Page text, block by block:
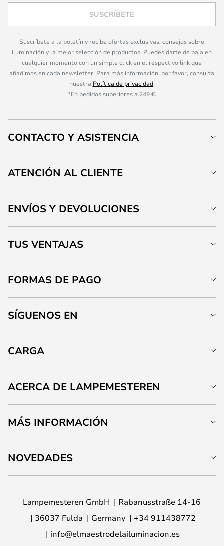
SUSCRÍBETE
Suscríbete a la boletín y recibe ofertas exclusivas, consejos sobre
iluminación y la mejor selección de productos. Puedes darte de baja en
cualquier momento con un simple click en el respectivo link que
añadimos en cada newsletter. Para más información, por favor, consulta
nuestra Política de privacidad.
*En pedidos superiores a 249 €.
CONTACTO Y ASISTENCIA
ATENCIÓN AL CLIENTE
ENVÍOS Y DEVOLUCIONES
TUS VENTAJAS
FORMAS DE PAGO
SÍGUENOS EN
CARGA
ACERCA DE LAMPEMESTEREN
MÁS INFORMACIÓN
NOVEDADES
Lampemesteren GmbH
Rabanusstraße 14-16
36037 Fulda
Germany
+34 911438772
info@elmaestrodelailuminacion.es